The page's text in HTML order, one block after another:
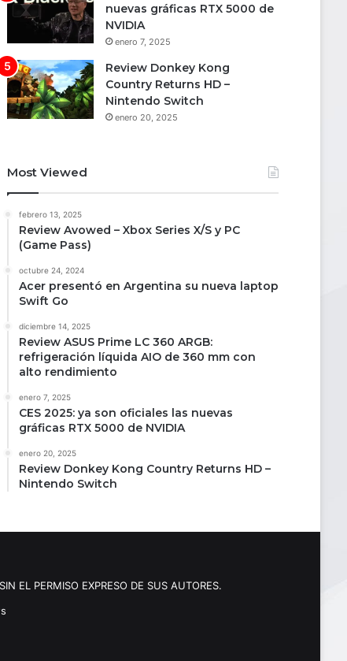
nuevas gráficas RTX 5000 de
NVIDIA
enero 7, 2025
Review Donkey Kong
Country Returns HD –
Nintendo Switch
enero 20, 2025
Most Viewed
febrero 13, 2025
Review Avowed – Xbox Series X/S y PC
(Game Pass)
octubre 24, 2024
Acer presentó en Argentina su nueva laptop
Swift Go
diciembre 14, 2025
Review ASUS Prime LC 360 ARGB:
refrigeración líquida AIO de 360 mm con
alto rendimiento
enero 7, 2025
CES 2025: ya son oficiales las nuevas
gráficas RTX 5000 de NVIDIA
enero 20, 2025
Review Donkey Kong Country Returns HD –
Nintendo Switch
EL PERMISO EXPRESO DE SUS AUTORES.